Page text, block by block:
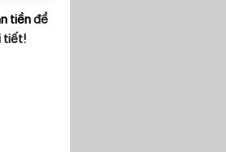
tiềnđể
tiết!